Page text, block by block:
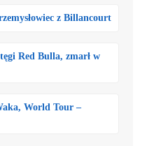
z Billancourt
Red Bulla, zmarł w
World Tour –